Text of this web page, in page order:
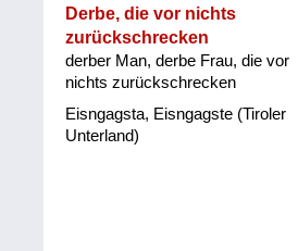
Derbe, die vor nichts
zurückschrecken
derber Man, derbe Frau, die vor
nichts zurückschrecken
Eisngagsta, Eisngagste (Tiroler
Unterland)